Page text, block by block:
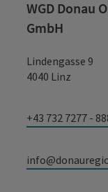
WGD Donau
GmbH
Lindengasse 9
4040 Linz
+43 732 7277 -